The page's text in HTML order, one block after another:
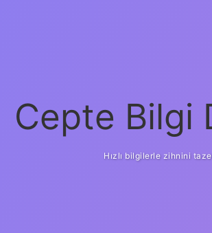
Cepte Bilgi
Hızlı bilgilerle zihnini